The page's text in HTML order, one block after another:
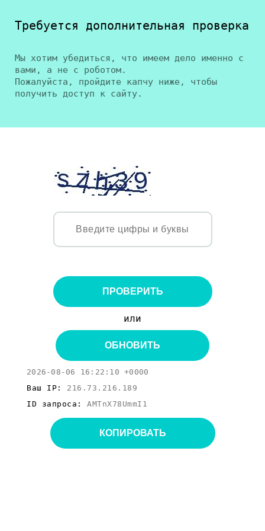
Требуется дополнительная проверка
Мы хотим убедиться, что имеем дело именно с
вами, а не с роботом.
Пожалуйста, пройдите капчу ниже, чтобы
получить доступ к сайту.
ПРОВЕРИТЬ
или
ОБНОВИТЬ
2026-08-06 16:22:10 +0000
Ваш IP: 216.73.216.189
ID запроса: AMTnX78UmmI1
КОПИРОВАТЬ